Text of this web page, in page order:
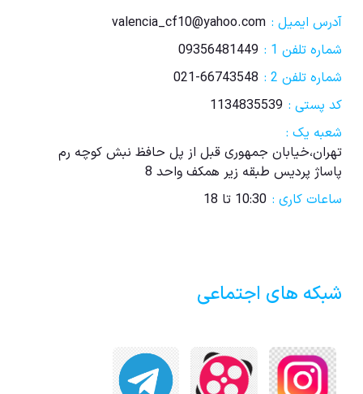
آدرس ایمیل : valencia_cf10@yahoo.com
شماره تلفن 1 :
09356481449
شماره تلفن 2 :
021-66743548
کد پستی : 1134835539
شعبه یک :
تهران،خیابان جمهوری قبل از پل حافظ نبش کوچه رم
پاساژ پردیس طبقه زیر همکف واحد 8
ساعات کاری : 10:30 تا 18
شبکه های اجتماعی